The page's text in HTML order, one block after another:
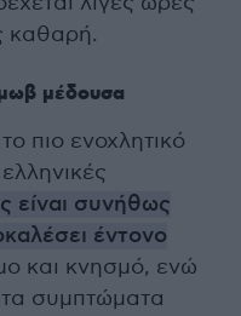
καθαρή.
μέδουσα
πιο ενοχλητικό
είναι συνήθως
έντονο
και κνησμό, ενώ
τα συμπτώματα